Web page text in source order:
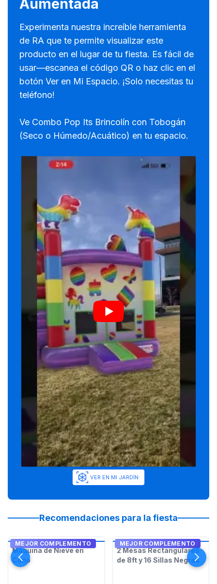
Aumentada
Experimenta nuestra increíble herramienta
de RA que te permite visualizar este
producto en el lugar de tu fiesta. Es fácil de
usar—escanea el código QR o haz clic en el
botón Ver en Mi Espacio. ¡Solo necesitas tu
teléfono!
Ve Combo Pop Its Brincolín con Tobogán
(Seco o Húmedo/Acuático) en tu espacio.
VER EN MI JARDÍN
Recomendaciones para la fiesta
MEJOR COMPLEMENTO
Máquina de Nieve en
Cono
MEJOR COMPLEMENTO
2 Mesas Rectangulares
de 8ft y 16 Sillas Negras